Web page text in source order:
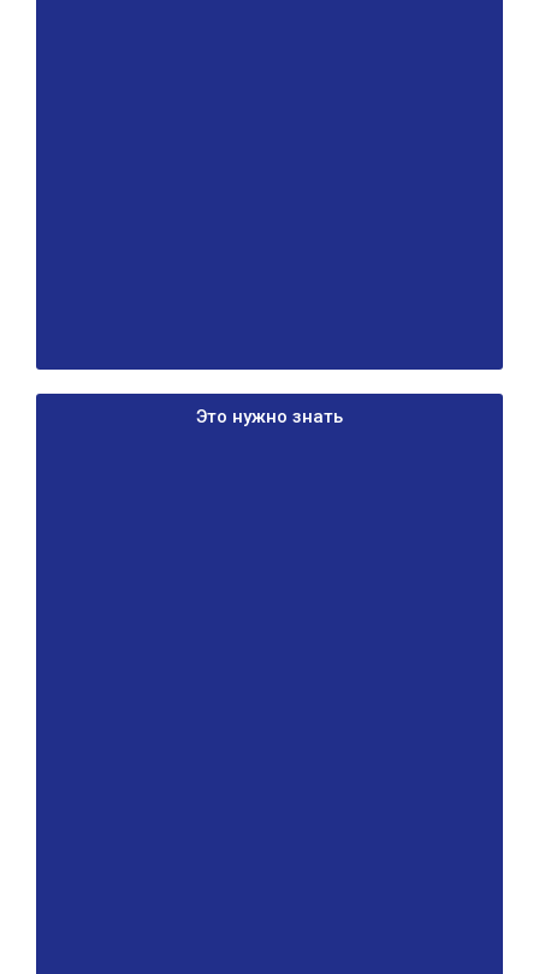
Это нужно знать